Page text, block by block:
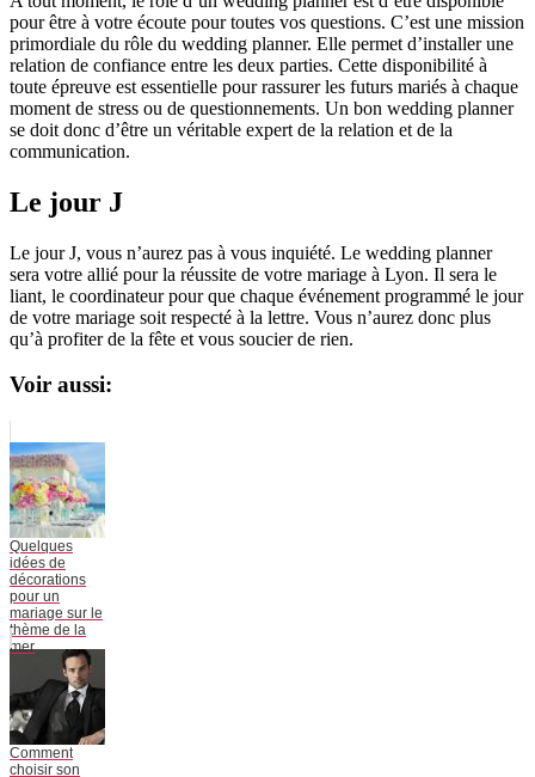
pour être à votre écoute pour toutes vos questions. C’est une mission
primordiale du rôle du wedding planner. Elle permet d’installer une
relation de confiance entre les deux parties. Cette disponibilité à
toute épreuve est essentielle pour rassurer les futurs mariés à chaque
moment de stress ou de questionnements. Un bon wedding planner
se doit donc d’être un véritable expert de la relation et de la
communication.
Le jour J
Le jour J, vous n’aurez pas à vous inquiété. Le wedding planner
sera votre allié pour la réussite de votre mariage à Lyon. Il sera le
liant, le coordinateur pour que chaque événement programmé le jour
de votre mariage soit respecté à la lettre. Vous n’aurez donc plus
qu’à profiter de la fête et vous soucier de rien.
Voir aussi:
Quelques
idées de
décorations
pour un
mariage sur le
thème de la
mer
Comment
choisir son